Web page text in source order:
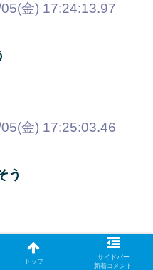
金) 17:24:13.97
金) 17:25:03.46
う
金) 17:28:47.28
トップ
サイドバー
新着コメント